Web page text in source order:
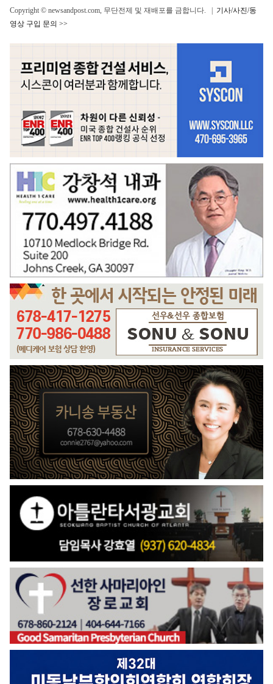
Copyright © newsandpost.com, 무단전제 및 재배포를 금합니다. | 기사/사진/동
영상 구입 문의 >>